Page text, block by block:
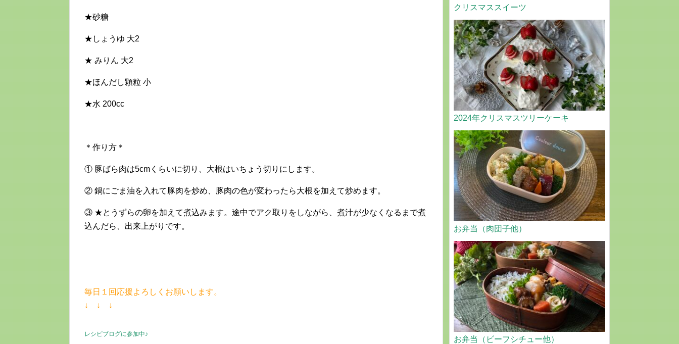
★砂糖
★しょうゆ 大2
★ みりん 大2
★ほんだし顆粒 小
★水 200cc
＊作り方＊
① 豚ばら肉は5cmくらいに切り、大根はいちょう切りにします。
② 鍋にごま油を入れて豚肉を炒め、豚肉の色が変わったら大根を加えて炒めます。
③ ★とうずらの卵を加えて煮込みます。途中でアク取りをしながら、煮汁が少なくなるまで煮
込んだら、出来上がりです。
毎日１回応援よろしくお願いします。
↓ ↓ ↓
レシピブログに参加中♪
クリスマススイーツ
2024年クリスマスツリーケーキ
お弁当（肉団子他）
お弁当（ビーフシチュー他）